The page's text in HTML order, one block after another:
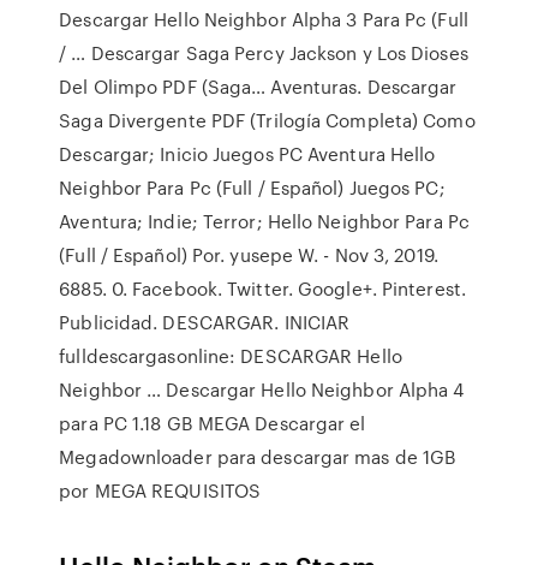
Descargar Hello Neighbor Alpha 3 Para Pc (Full
/ … Descargar Saga Percy Jackson y Los Dioses
Del Olimpo PDF (Saga… Aventuras. Descargar
Saga Divergente PDF (Trilogía Completa) Como
Descargar; Inicio Juegos PC Aventura Hello
Neighbor Para Pc (Full / Español) Juegos PC;
Aventura; Indie; Terror; Hello Neighbor Para Pc
(Full / Español) Por. yusepe W. - Nov 3, 2019.
6885. 0. Facebook. Twitter. Google+. Pinterest.
Publicidad. DESCARGAR. INICIAR
fulldescargasonline: DESCARGAR Hello
Neighbor … Descargar Hello Neighbor Alpha 4
para PC 1.18 GB MEGA Descargar el
Megadownloader para descargar mas de 1GB
por MEGA REQUISITOS